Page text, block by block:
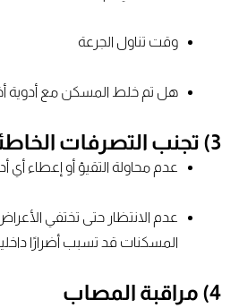
وقت تناول الجرعة
هل تم خلط المسكن مع أدوية
3) تجنب التصرفات الخاطئة
عدم محاولة التقيؤ أو إعطاء أي
عدم الانتظار حتى تختفي
المسكنات قد تسبب أضرارًا
4) مراقبة المصاب